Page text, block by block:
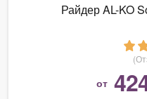
Райдер AL-KO
от